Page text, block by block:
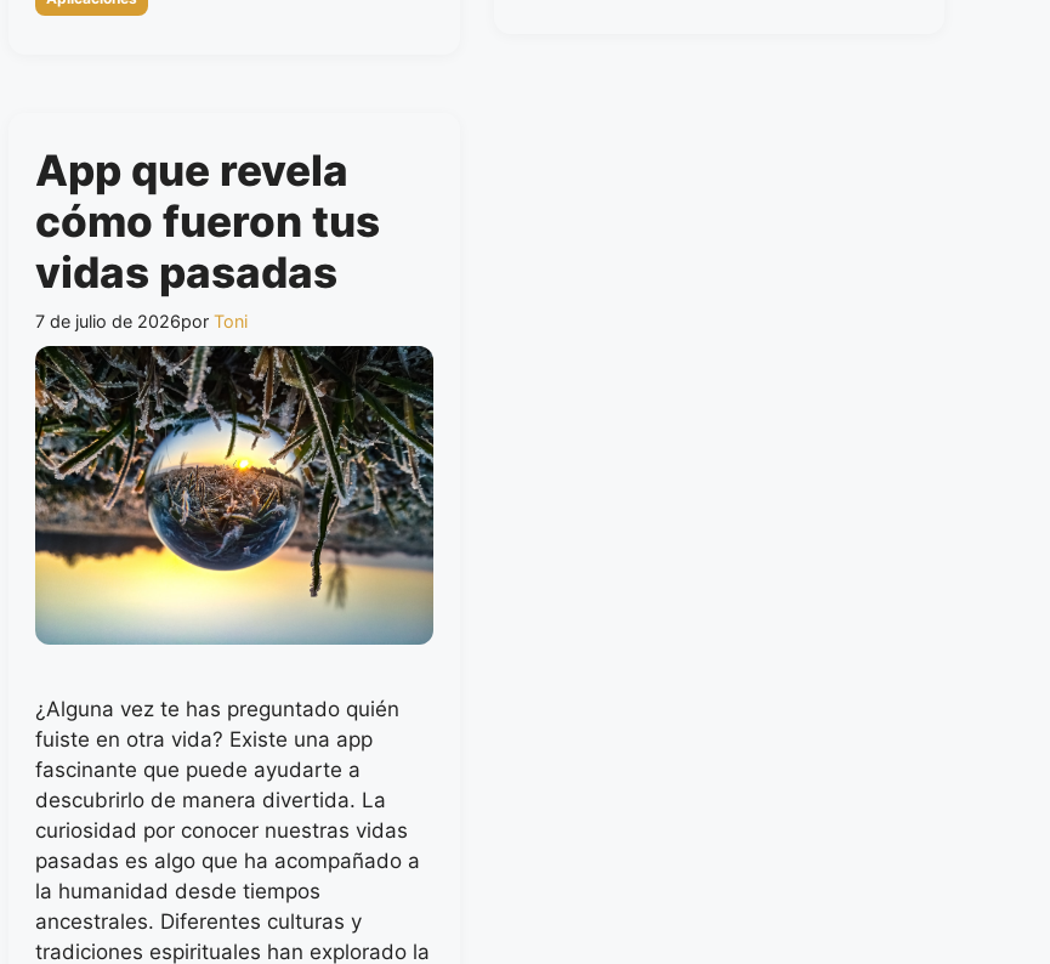
App que revela
cómo fueron tus
vidas pasadas
7 de julio de 2026porToni
¿Alguna vez te has preguntado quién
fuiste en otra vida? Existe una app
fascinante que puede ayudarte a
descubrirlo de manera divertida. La
curiosidad por conocer nuestras vidas
pasadas es algo que ha acompañado a
la humanidad desde tiempos
ancestrales. Diferentes culturas y
tradiciones espirituales han explorado la